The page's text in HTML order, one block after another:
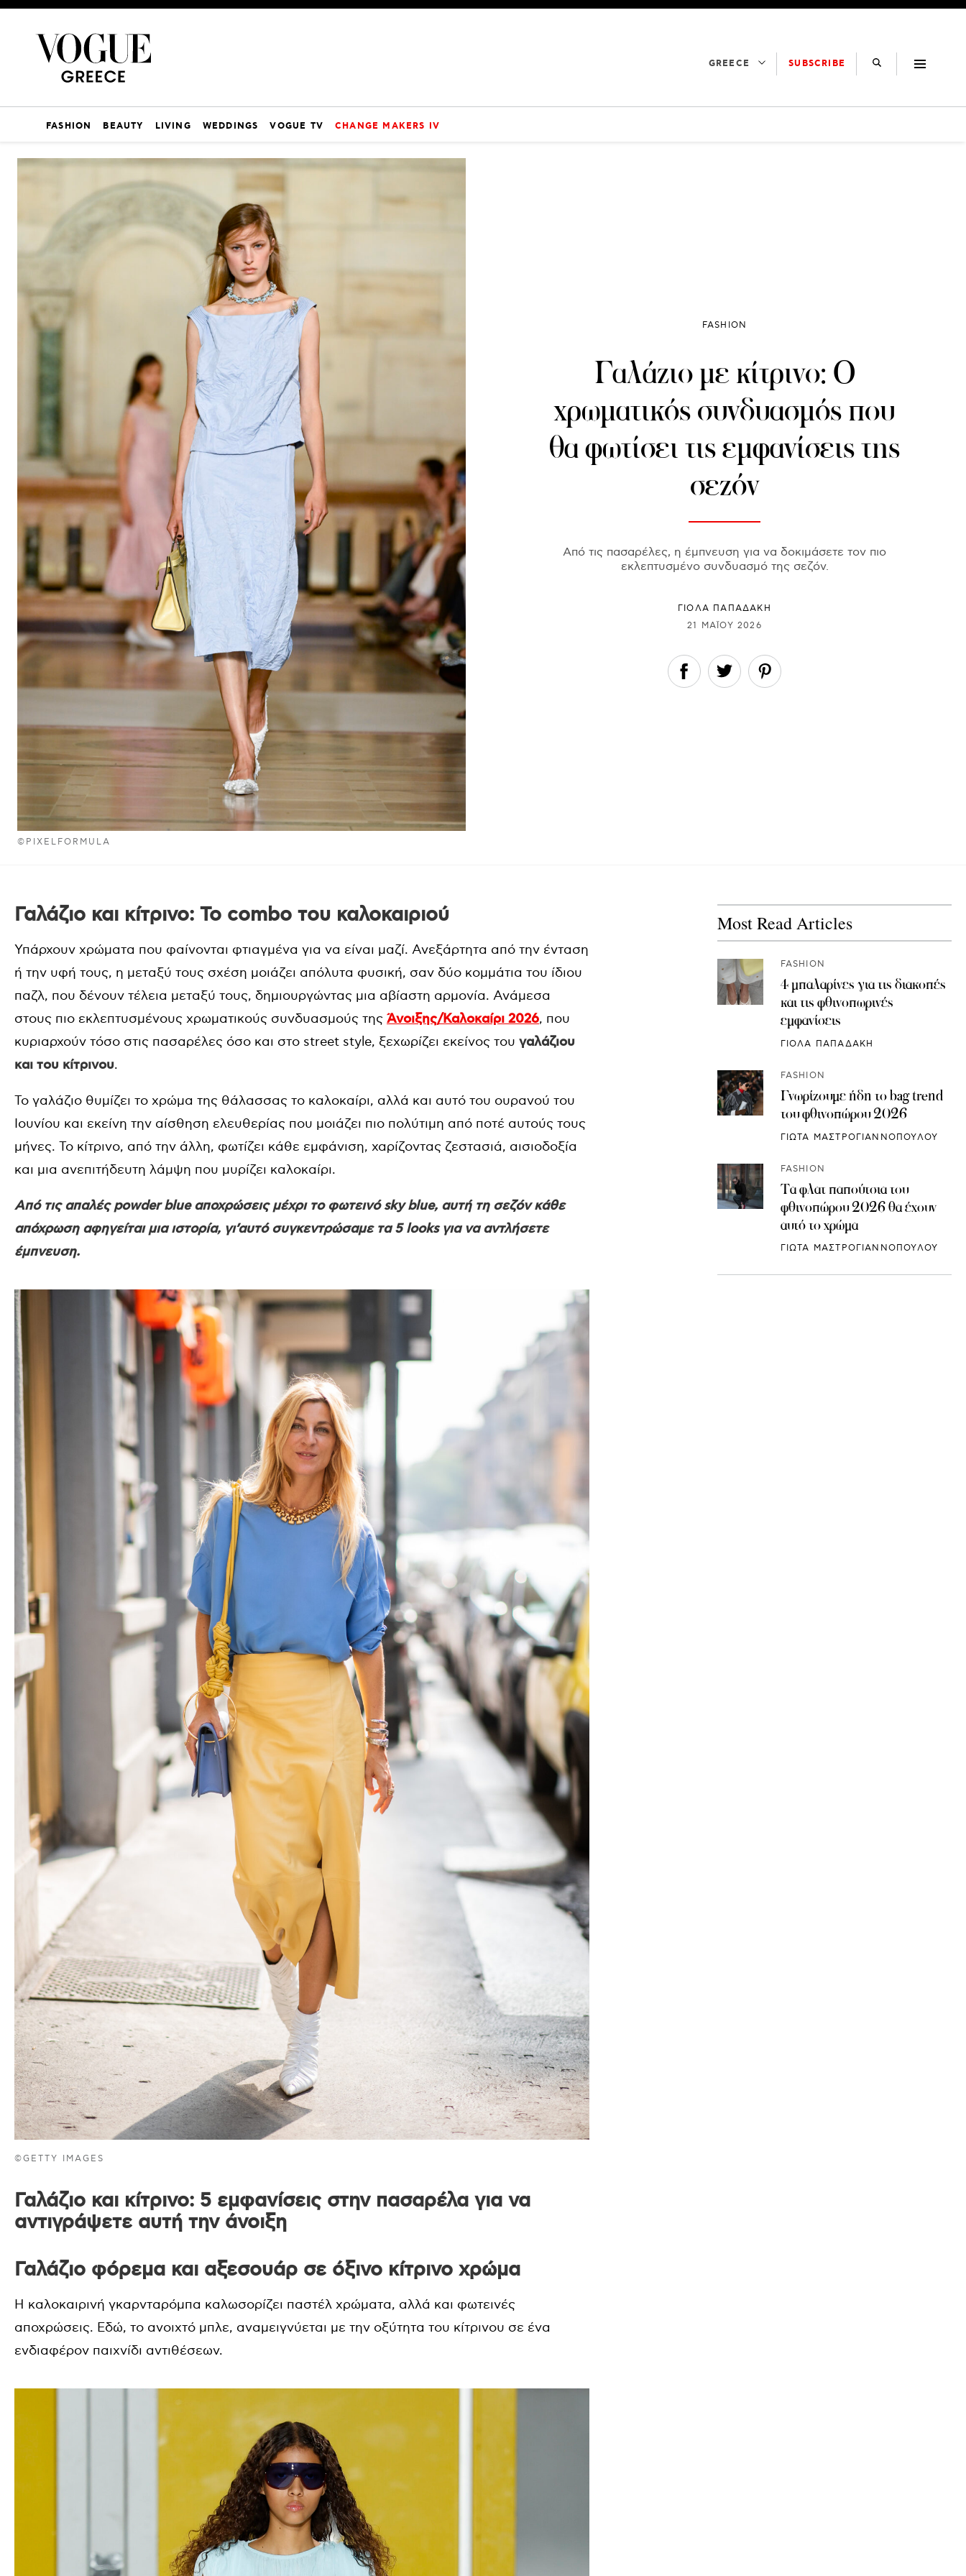
GREECE SUBSCRIBE
FASHION BEAUTY LIVING WEDDINGS VOGUE TV CHANGE MAKERS IV
©PIXELFORMULA
FASHION
Γαλάζιο με κίτρινο: Ο
χρωματικός συνδυασμός που
θα φωτίσει τις εμφανίσεις της
σεζόν
Από τις πασαρέλες, η έμπνευση για να δοκιμάσετε τον πιο
εκλεπτυσμένο συνδυασμό της σεζόν.
ΓΙΌΛΑ ΠΑΠΑΔΆΚΗ
21 ΜΑΪ́ΟΥ 2026
Γαλάζιο και κίτρινο: Το combo του καλοκαιριού
Υπάρχουν χρώματα που φαίνονται φτιαγμένα για να είναι μαζί. Ανεξάρτητα από την ένταση
ή την υφή τους, η μεταξύ τους σχέση μοιάζει απόλυτα φυσική, σαν δύο κομμάτια του ίδιου
παζλ, που δένουν τέλεια μεταξύ τους, δημιουργώντας μια αβίαστη αρμονία. Ανάμεσα
στους πιο εκλεπτυσμένους χρωματικούς συνδυασμούς της Άνοιξης/Καλοκαίρι 2026, που
κυριαρχούν τόσο στις πασαρέλες όσο και στο street style, ξεχωρίζει εκείνος του γαλάζιου
και του κίτρινου.
Το γαλάζιο θυμίζει το χρώμα της θάλασσας το καλοκαίρι, αλλά και αυτό του ουρανού του
Ιουνίου και εκείνη την αίσθηση ελευθερίας που μοιάζει πιο πολύτιμη από ποτέ αυτούς τους
μήνες. Το κίτρινο, από την άλλη, φωτίζει κάθε εμφάνιση, χαρίζοντας ζεστασιά, αισιοδοξία
και μια ανεπιτήδευτη λάμψη που μυρίζει καλοκαίρι.
Από τις απαλές powder blue αποχρώσεις μέχρι το φωτεινό sky blue, αυτή τη σεζόν κάθε
απόχρωση αφηγείται μια ιστορία, γι’αυτό συγκεντρώσαμε τα 5 looks για να αντλήσετε
έμπνευση.
©GETTY IMAGES
Γαλάζιο και κίτρινο: 5 εμφανίσεις στην πασαρέλα για να
αντιγράψετε αυτή την άνοιξη
Γαλάζιο φόρεμα και αξεσουάρ σε όξινο κίτρινο χρώμα
Η καλοκαιρινή γκαρνταρόμπα καλωσορίζει παστέλ χρώματα, αλλά και φωτεινές
αποχρώσεις. Εδώ, το ανοιχτό μπλε, αναμειγνύεται με την οξύτητα του κίτρινου σε ένα
ενδιαφέρον παιχνίδι αντιθέσεων.
Most Read Articles
FASHION
4 μπαλαρίνες για τις διακοπές
και τις φθινοπωρινές
εμφανίσεις
ΓΙΟΛΑ ΠΑΠΑΔΑΚΗ
FASHION
Γνωρίζουμε ήδη το bag trend
του φθινοπώρου 2026
ΓΙΩΤΑ ΜΑΣΤΡΟΓΙΑΝΝΟΠΟΥΛΟΥ
FASHION
Τα φλατ παπούτσια του
φθινοπώρου 2026 θα έχουν
αυτό το χρώμα
ΓΙΩΤΑ ΜΑΣΤΡΟΓΙΑΝΝΟΠΟΥΛΟΥ